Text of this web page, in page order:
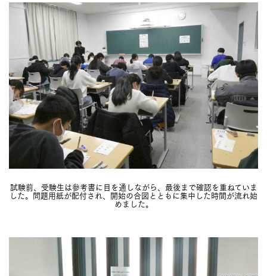
試験前、受験生は参考書に目を通しながら、最後まで確認を重ねていま
した。問題用紙が配付され、開始の合図とともに集中した時間が流れ始
めました。